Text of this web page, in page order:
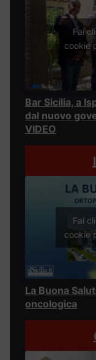
Fai
cookie
Bar Sicilia, a
dal nuovo
VIDEO
Fai
cookie
La Buona
oncologica